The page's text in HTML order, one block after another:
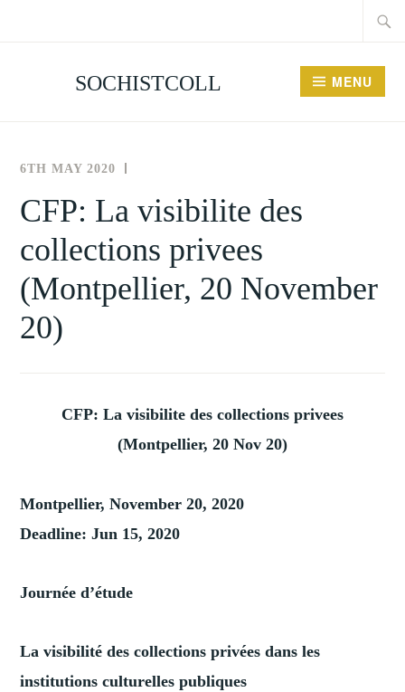
SOCHISTCOLL MENU
6TH MAY 2020
FOR
THE
HISTORY
EVENTS
CFP: La visibilite des
collections privees
(Montpellier, 20 November
20)
CFP: La visibilite des collections privees
(Montpellier, 20 Nov 20)
Montpellier, November 20, 2020
Deadline: Jun 15, 2020
Journée d’étude
La visibilité des collections privées dans les
institutions culturelles publiques